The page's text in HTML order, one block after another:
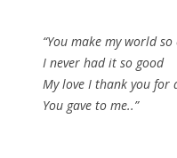
“You make my world
I never had it so good
My love I thank you for
You gave to me..”